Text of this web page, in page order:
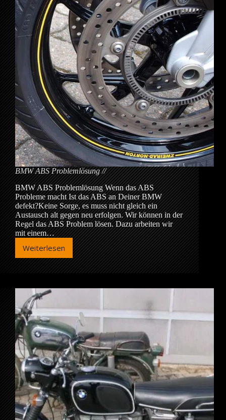
BMW ABS Problemlösung
BMW ABS Problemlösung Wenn das ABS
Probleme macht Ist das ABS an Deiner BMW
defekt?Keine Sorge, es muss nicht gleich ein
Austausch alt gegen neu erfolgen. Wir können in der
Regel das ABS Problem lösen. Dazu arbeiten wir
mit einem…
Weiterlesen
BMW
Problemlösung